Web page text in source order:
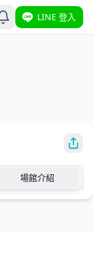
LINE 登入
場館介紹